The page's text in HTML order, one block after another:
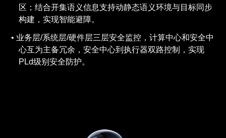
区；结合开集语义信息支持动静态语义环境与目标同步
构建，实现智能避障。
业务层/系统层/硬件层三层安全监控，计算中心和安全中
心互为主备冗余，安全中心到执行器双路控制，实现
PLd级别安全防护。